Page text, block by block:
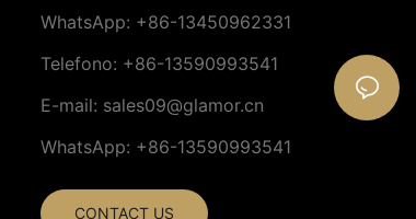
WhatsApp: +86-13450962331
Telefono: +86-13590993541
E-mail: sales09@glamor.cn
WhatsApp: +86-13590993541
CONTACT US